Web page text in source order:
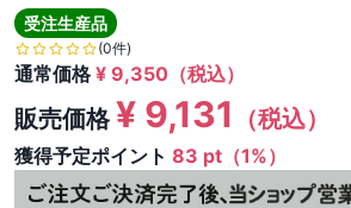
受注生産品
(0件)
通常価格¥ 9,350 （税込）
販売価格¥ 9,131 （税込）
獲得予定ポイント 83 pt（1%）